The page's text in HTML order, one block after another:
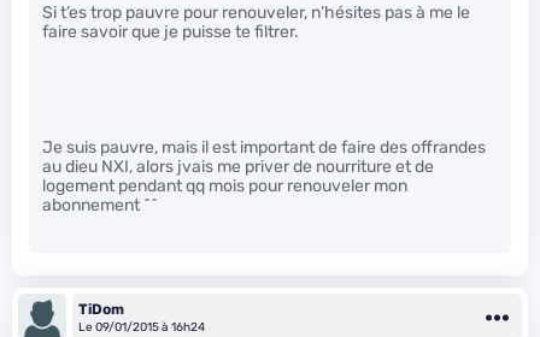
Si t’es trop pauvre pour renouveler, n’hésites pas à me le
faire savoir que je puisse te filtrer.
Je suis pauvre, mais il est important de faire des offrandes
au dieu NXI, alors jvais me priver de nourriture et de
logement pendant qq mois pour renouveler mon
abonnement ^^
TiDom
Le 09/01/2015 à 16h24